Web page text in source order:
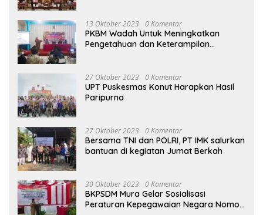
13 Oktober 2023 0 Komentar
PKBM Wadah Untuk Meningkatkan
Pengetahuan dan Keterampilan
27 Oktober 2023 0 Komentar
UPT Puskesmas Konut Harapkan Hasil
Paripurna
27 Oktober 2023 0 Komentar
Bersama TNI dan POLRI, PT IMK salurkan
bantuan di kegiatan Jumat Berkah
30 Oktober 2023 0 Komentar
BKPSDM Mura Gelar Sosialisasi
Peraturan Kepegawaian Negara Nomor